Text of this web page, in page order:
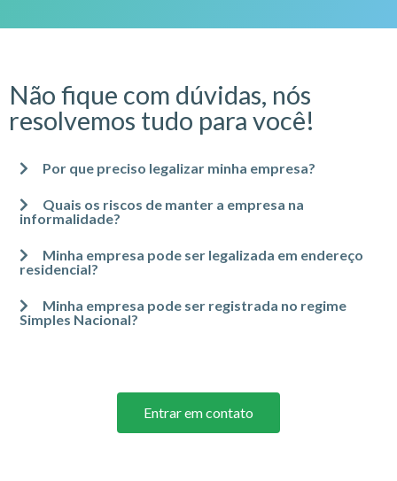
Não fique com dúvidas, nós
resolvemos tudo para você!
Por que preciso legalizar minha empresa?
Quais os riscos de manter a empresa na
informalidade?
Minha empresa pode ser legalizada em endereço
residencial?
Minha empresa pode ser registrada no regime
Simples Nacional?
Entrar em contato